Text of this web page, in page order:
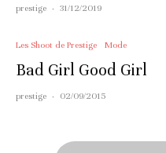
prestige · 31/12/2019
Les Shoot de Prestige Mode
Bad Girl Good Girl
prestige · 02/09/2015